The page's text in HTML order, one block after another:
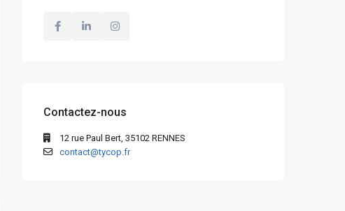
Contactez-nous
12 rue Paul Bert, 35102 RENNES
contact@tycop.fr